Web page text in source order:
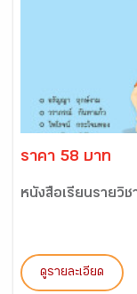
ราคา 58 บาท
หนังสือเรียนรายวิ
ดูรายละเอียด